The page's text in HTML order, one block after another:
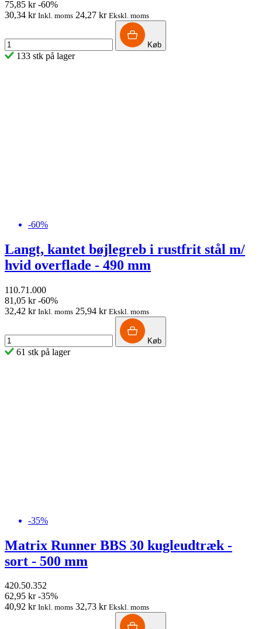
75,85 kr -60%
30,34 kr Inkl. moms 24,27 kr Ekskl. moms
Køb
133 stk på lager
-60%
Langt, kantet bøjlegreb i rustfrit stål m/
hvid overflade - 490 mm
110.71.000
81,05 kr -60%
32,42 kr Inkl. moms 25,94 kr Ekskl. moms
Køb
61 stk på lager
-35%
Matrix Runner BBS 30 kugleudtræk -
sort - 500 mm
420.50.352
62,95 kr -35%
40,92 kr Inkl. moms 32,73 kr Ekskl. moms